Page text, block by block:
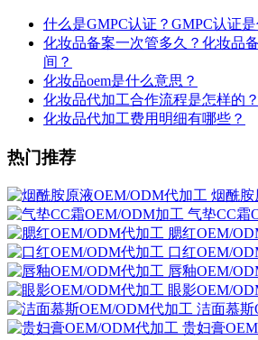
什么是GMPC认证？GMPC认证
化妆品备案一次管多久？化妆品
间？
化妆品oem是什么意思？
化妆品代加工合作流程是怎样的？
化妆品代加工费用明细有哪些？
热门推荐
烟酰胺
气垫CC霜
腮红OEM/
口红OEM/
唇釉OEM/
眼影OEM/
洁面慕斯
贵妇膏